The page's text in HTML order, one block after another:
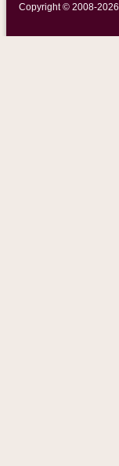
Copyright © 2008-2026